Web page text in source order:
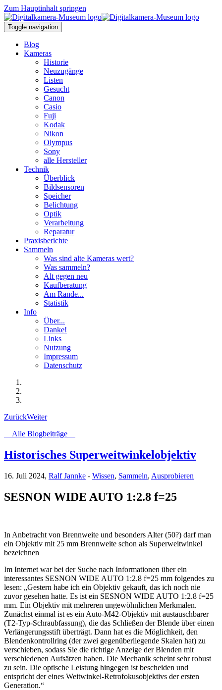
Zum Hauptinhalt springen
Toggle navigation
Blog
Kameras
Historie
Neuzugänge
Listen
Gesucht
Canon
Casio
Fuji
Kodak
Nikon
Olympus
Sony
alle Hersteller
Technik
Überblick
Bildsensoren
Speicher
Belichtung
Optik
Verarbeitung
Reparatur
Praxisberichte
Sammeln
Was sind alte Kameras wert?
Was sammeln?
Alt gegen neu
Kaufberatung
Am Rande...
Statistik
Info
Über...
Danke!
Links
Nutzung
Impressum
Datenschutz
ZurückWeiter
Alle Blogbeiträge
Historisches Superweitwinkelobjektiv
16. Juli 2024, Ralf Jannke - Wissen, Sammeln, Ausprobieren
SESNON WIDE AUTO 1:2.8 f=25
In Anbetracht von Brennweite und besonders Alter (50?) darf man
ein Objektiv mit 25 mm Brennweite schon als Superweitwinkel
bezeichnen
Im Internet war bei der Suche nach Informationen über ein
interessantes SESNON WIDE AUTO 1:2.8 f=25 mm folgendes zu
lesen: „Gestern habe ich ein Objektiv gekauft, das ich noch nie
zuvor gesehen hatte. Es ist ein SESNON WIDE AUTO 1:2.8 f=25
mm. Ein Objektiv mit mehreren ungewöhnlichen Merkmalen.
Zunächst einmal ist es ein Auto-M42-Objektiv mit austauschbarer
(T2-Typ-Schraubfassung), die das Schließen der Blende über einen
Verlängerungsstift überträgt. Dann hat es die Möglichkeit, den
Blendenkontrollring (der zwei gegenüberliegende Skalen hat) zu
verschieben, sodass Sie die richtige Anzeige der Blenden mit
verschiedenen Aufsätzen haben. Die Mechanik scheint sehr robust
zu sein. Die optische Leistung hingegen ist bescheiden und
entspricht der eines Weitwinkel-Retrofokusobjektivs der ersten
Generation.“